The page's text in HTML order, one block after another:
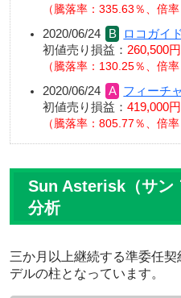
騰落率：335.63％、倍
2020/06/24
ロコガイド
初値売り損益： 260,500円
騰落率：130.25％、倍
2020/06/24
フィーチャ
初値売り損益： 419,000円
騰落率：805.77％、倍
Sun Asterisk（サン
分析
三か月以上継続する準委任
デルの柱となっています。